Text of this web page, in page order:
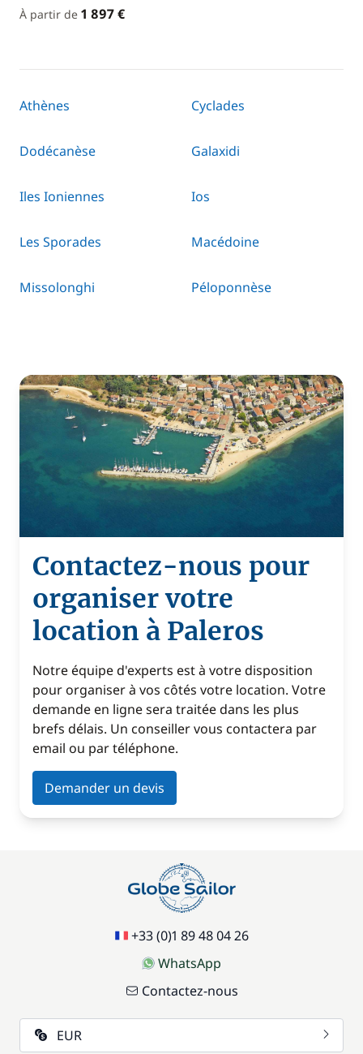
À partir de 1 897 €
Athènes Cyclades
Dodécanèse Galaxidi
Iles Ioniennes Ios
Les Sporades Macédoine
Missolonghi Péloponnèse
Contactez-nous pour
organiser votre
location à Paleros
Notre équipe d'experts est à votre disposition
pour organiser à vos côtés votre location. Votre
demande en ligne sera traitée dans les plus
brefs délais. Un conseiller vous contactera par
email ou par téléphone.
Demander un devis
+33 (0)1 89 48 04 26
WhatsApp
Contactez-nous
EUR